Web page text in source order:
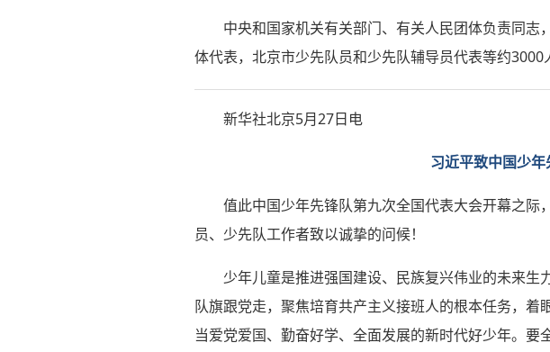
中央和国家机关有关部门、有关人民团体负责同
体代表，北京市少先队员和少先队辅导员代表等约3000
新华社北京5月27日电
习近平致中国少
值此中国少年先锋队第九次全国代表大会开幕之
员、少先队工作者致以诚挚的问候！
少年儿童是推进强国建设、民族复兴伟业的未来
队旗跟党走，聚焦培育共产主义接班人的根本任务，
当爱党爱国、勤奋好学、全面发展的新时代好少年。